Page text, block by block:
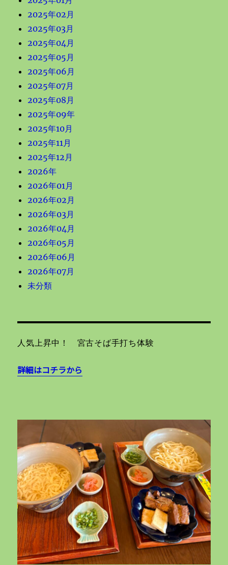
2025年02月
2025年03月
2025年04月
2025年05月
2025年06月
2025年07月
2025年08月
2025年09年
2025年10月
2025年11月
2025年12月
2026年
2026年01月
2026年02月
2026年03月
2026年04月
2026年05月
2026年06月
2026年07月
未分類
人気上昇中！ 宮古そば手打ち体験
詳細はコチラから